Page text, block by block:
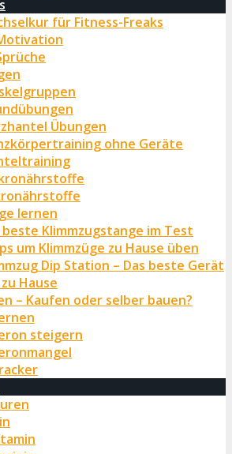
für Fitness-Freaks
Übungen
ohne Geräte
lernen
beste Klimmzugstange im Test
um Klimmzüge zu Hause üben
Dip Station – Das beste Gerät
Hause
– Kaufen oder selber bauen?
steigern